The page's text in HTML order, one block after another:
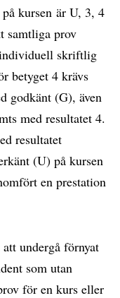
kursen är U, 3, 4
samtliga prov
individuell skriftlig
betyget 4 krävs
godkänt (G), även
med resultatet 4.
resultatet
(U) på kursen
en prestation
undergå förnyat
som utan
för en kurs eller